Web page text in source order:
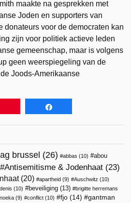
maakte na gesprekken met
Joden en supporters van
donateurs voor de democraten kan
zijn voor politiek actieve leden
gemeenschap, maar is volgens
geen weerspiegeling van de
Joods-Amerikaanse
brussel (26) abbas (10)
abou
Antisemitisme & Jodenhaat (23)
(20) apartheid (9) Auschwitz (10)
(10) beveiliging (13)
brigitte herremans
(9) conflict (10) fjo (14) gantman